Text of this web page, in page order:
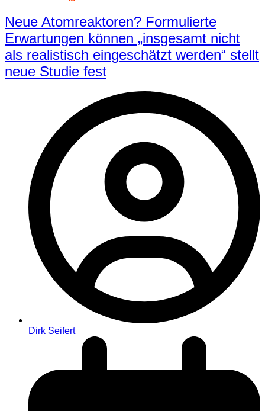
Neue Atomreaktoren? Formulierte
Erwartungen können „insgesamt nicht
als realistisch eingeschätzt werden“ stellt
neue Studie fest
Dirk Seifert